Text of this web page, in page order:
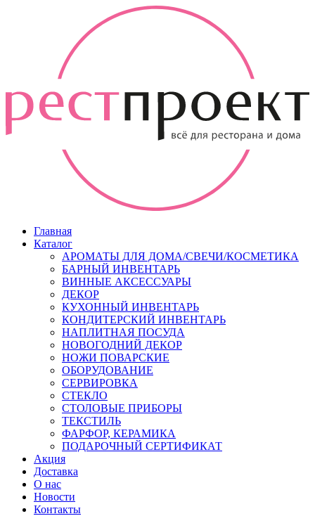
Главная
Каталог
АРОМАТЫ ДЛЯ ДОМА/СВЕЧИ/КОСМЕТИКА
БАРНЫЙ ИНВЕНТАРЬ
ВИННЫЕ АКСЕССУАРЫ
ДЕКОР
КУХОННЫЙ ИНВЕНТАРЬ
КОНДИТЕРСКИЙ ИНВЕНТАРЬ
НАПЛИТНАЯ ПОСУДА
НОВОГОДНИЙ ДЕКОР
НОЖИ ПОВАРСКИЕ
ОБОРУДОВАНИЕ
СЕРВИРОВКА
СТЕКЛО
СТОЛОВЫЕ ПРИБОРЫ
ТЕКСТИЛЬ
ФАРФОР, КЕРАМИКА
ПОДАРОЧНЫЙ СЕРТИФИКАТ
Акция
Доставка
О нас
Новости
Контакты